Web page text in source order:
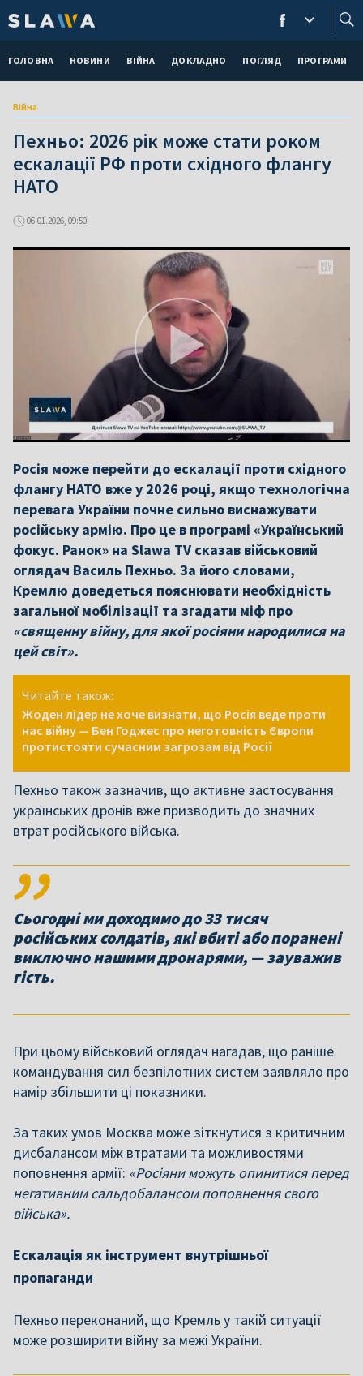
ГОЛОВНА НОВИНИ ВІЙНА ДОКЛАДНО ПОГЛЯД ПРОГРАМИ
Війна
Пехньо: 2026 рік може стати роком
ескалації РФ проти східного флангу
НАТО
06.01.2026, 09:50
Росія може перейти до ескалації проти східного
флангу НАТО вже у 2026 році, якщо технологічна
перевага України почне сильно виснажувати
російську армію. Про це в програмі «Український
фокус. Ранок» на Slawa TV сказав військовий
оглядач Василь Пехньо. За його словами,
Кремлю доведеться пояснювати необхідність
загальної мобілізації та згадати міф про
«священну війну, для якої росіяни народилися на
цей світ».
Читайте також:
Жоден лідер не хоче визнати, що Росія веде проти
нас війну — Бен Годжес про неготовність Європи
протистояти сучасним загрозам від Росії
Пехньо також зазначив, що активне застосування
українських дронів вже призводить до значних
втрат російського війська.
Сьогодні ми доходимо до 33 тисяч
російських солдатів, які вбиті або поранені
виключно нашими дронарями, — зауважив
гість.
При цьому військовий оглядач нагадав, що раніше
командування сил безпілотних систем заявляло про
намір збільшити ці показники.
За таких умов Москва може зіткнутися з критичним
дисбалансом між втратами та можливостями
поповнення армії: «Росіяни можуть опинитися перед
негативним сальдобалансом поповнення свого
війська».
Ескалація як інструмент внутрішньої
пропаганди
Пехньо переконаний, що Кремль у такій ситуації
може розширити війну за межі України.